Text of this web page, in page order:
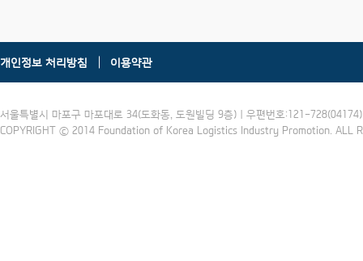
개인정보 처리방침 이용약관
서울특별시 마포구 마포대로 34(도화동, 도원빌딩 9층) | 우편번호:121-
COPYRIGHT ⓒ 2014 Foundation of Korea Logistics Industry Promotion. ALL